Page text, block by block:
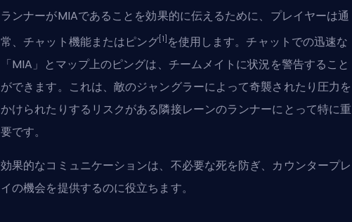
ランナーがMIAであることを効果的に伝えるために、プレイヤーは通
常、チャット機能またはピング [1] を使用します。チャットでの迅速な
「MIA」とマップ上のピングは、チームメイトに状況を警告すること
ができます。これは、敵のジャングラーによって奇襲されたり圧力を
かけられたりするリスクがある隣接レーンのランナーにとって特に重
要です。
効果的なコミュニケーションは、不必要な死を防ぎ、カウンタープレ
イの機会を提供するのに役立ちます。